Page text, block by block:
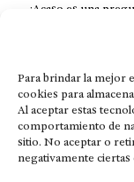
Para brindar la mejor
cookies para
Al aceptar estas
comportamiento de
sitio. No aceptar o
negativamente
¿Acaso es una
respuesta al
velocidad suficiente
El concepto de familia
que surgen en
emparentados. Más
queridos
This